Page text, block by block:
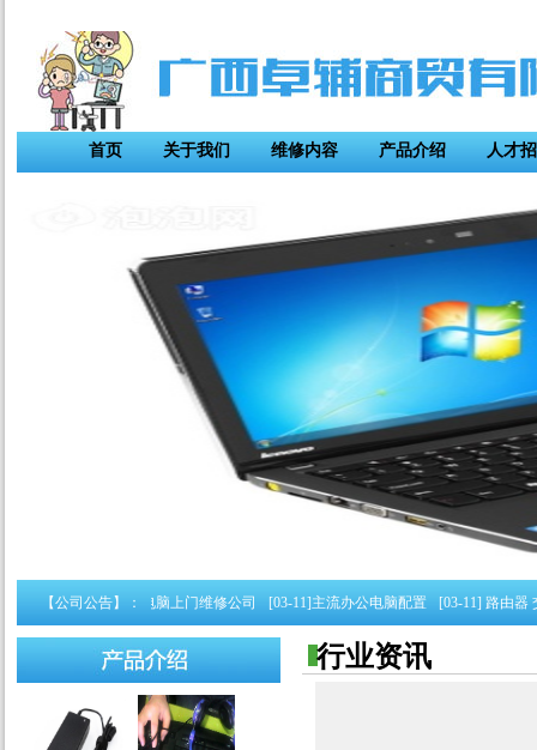
首页 关于我们 维修内容 产品介绍 人才
【公司公告】：
[05-16]南宁电脑上门维修公司 [03-11]主流办公电脑配置 [03-11]路由器 交
行业资讯